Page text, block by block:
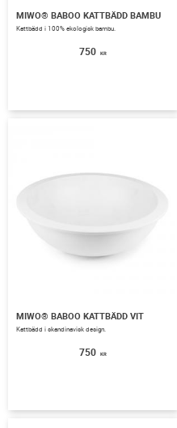
MIWO® BABOO KATTBÄDD BAMBU
Kattbädd i 100% ekologisk bambu.
750 KR
MIWO® BABOO KATTBÄDD VIT
Kattbädd i skandinavisk design.
750 KR